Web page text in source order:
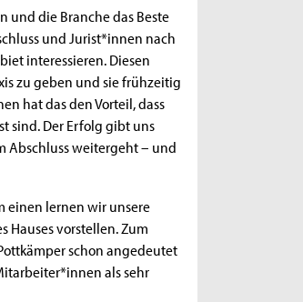
und die Branche das Beste
und Jurist*innen nach
interessieren. Diesen
zu geben und sie frühzeitig
hat das den Vorteil, dass
sind. Der Erfolg gibt uns
Abschluss weitergeht – und
einen lernen wir unsere
Hauses vorstellen. Zum
schon angedeutet
als sehr